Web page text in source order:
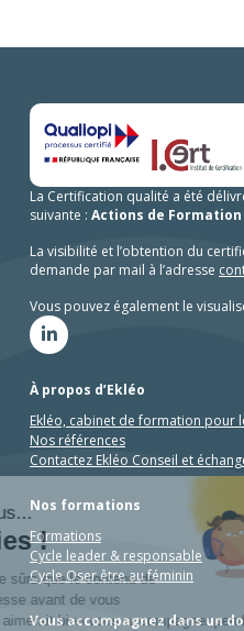
Salut c'est nous...
les Cookies !
On a attendu d'être sûrs que le
ce site vous intéresse avant de
déranger, mais on aimerait bien
La Certification qualité a été
suivante : Actions de Formation
La visibilité et l’obtention du
demande par mail à l’adresse
Vous pouvez également le
À propos d’Ekléo
Ekléo, cabinet de formation pour
Nos références
Contactez Ekléo Conseil et
Nos formations
Formations
Cycle leader & responsable
Cycle Oser être au féminin
Vous accompagnez dans un